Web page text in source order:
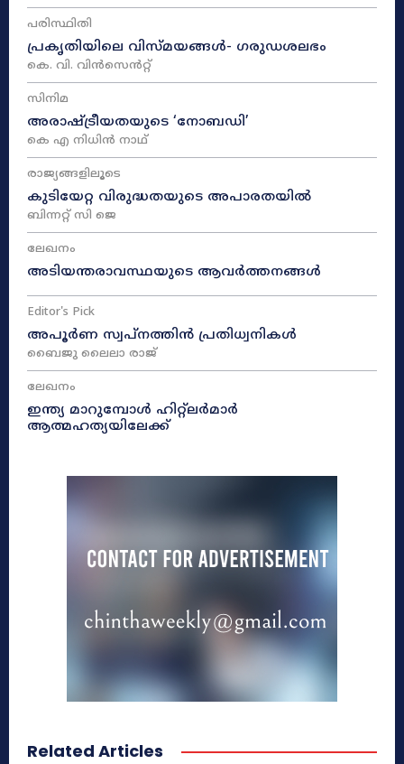
പരിസ്ഥിതി
പ്രകൃതിയിലെ വിസ്മയങ്ങൾ- ഗരുഡശലഭം
കെ. വി. വിൻസെൻറ്റ്
സിനിമ
അരാഷ്‌ട്രീയതയുടെ ‘നോബഡി’
കെ എ നിധിൻ നാഥ്‌
രാജ്യങ്ങളിലൂടെ
കുടിയേറ്റ വിരുദ്ധതയുടെ അപാരതയിൽ
ബിന്നറ്റ് സി ജെ
ലേഖനം
അടിയന്തരാവസ്ഥയുടെ ആവർത്തനങ്ങൾ
Editor's Pick
അപൂർണ സ്വപ്നത്തിൻ പ്രതിധ്വനികൾ
ബൈജു ലൈലാ രാജ്
ലേഖനം
ഇന്ത്യ മാറുമ്പോൾ ഹിറ്റ്ലർമാർ
ആത്മഹത്യയിലേക്ക്
Related Articles